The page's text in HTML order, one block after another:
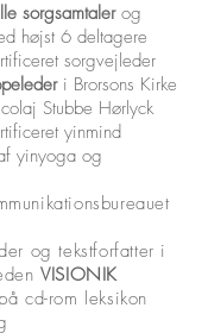
sorgsamtalerog
højst 6 deltagere
sorgvejleder
i Brorsons Kirke
Stubbe Hørlyck
yinmind
yinyoga og
og tekstforfatter i
VISIONIK
cd-rom leksikon